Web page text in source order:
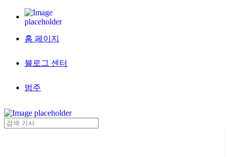
홈 페이지
블로그 센터
범주